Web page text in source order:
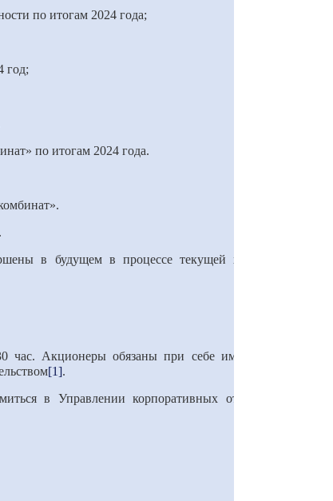
по итогам 2024 года;
год;
по итогам 2024 года.
в будущем в процессе текущей хозяйственной
час. Акционеры обязаны при себе иметь документ,
[1].
в Управлении корпоративных отношений АО